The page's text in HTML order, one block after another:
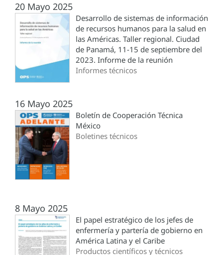
20 Mayo 2025
Desarrollo de sistemas de información
de recursos humanos para la salud en
las Américas. Taller regional. Ciudad
de Panamá, 11-15 de septiembre del
2023. Informe de la reunión
Informes técnicos
16 Mayo 2025
Boletín de Cooperación Técnica
México
Boletines técnicos
8 Mayo 2025
El papel estratégico de los jefes de
enfermería y partería de gobierno en
América Latina y el Caribe
Productos científicos y técnicos